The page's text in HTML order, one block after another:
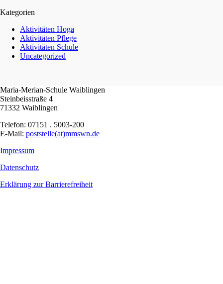
Kategorien
Aktivitäten Hoga
Aktivitäten Pflege
Aktivitäten Schule
Uncategorized
Maria-Merian-Schule Waiblingen
Steinbeisstraße 4
71332 Waiblingen
Telefon: 07151 . 5003-200
E-Mail: poststelle(at)mmswn.de
Impressum
Datenschutz
Erklärung zur Barrierefreiheit